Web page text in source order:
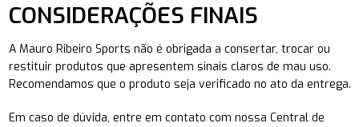
CONSIDERAÇÕES FINAIS
A Mauro Ribeiro Sports não é obrigada a consertar, trocar ou
restituir produtos que apresentem sinais claros de mau uso.
Recomendamos que o produto seja verificado no ato da entrega.
Em caso de dúvida, entre em contato com nossa Central de